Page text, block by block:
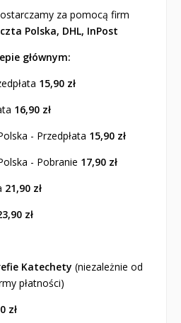
za pomocą firm
Polska, DHL, InPost
głównym:
15,90 zł
16,90 zł
- Przedpłata 15,90 zł
- Pobranie 17,90 zł
21,90 zł
zł
Katechety (niezależnie od
płatności)
zł